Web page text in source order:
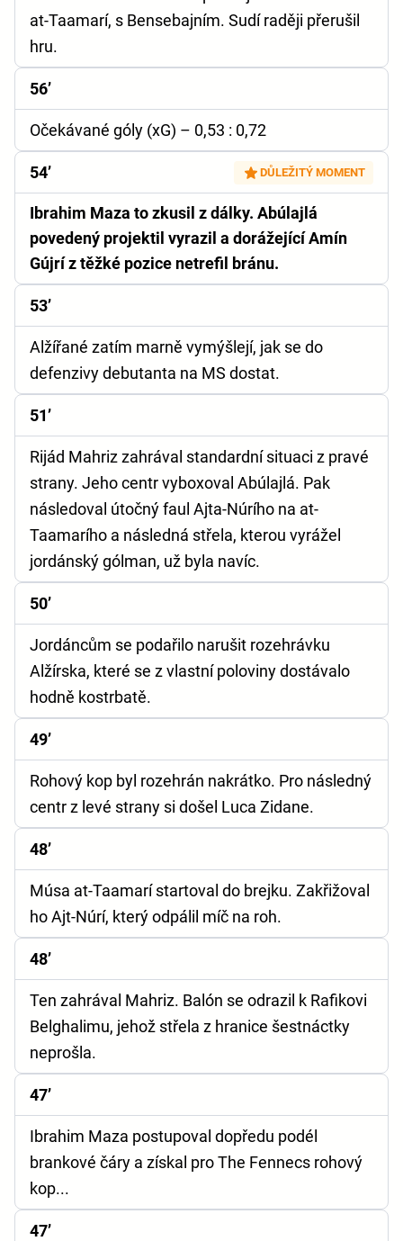
at-Taamarí, s Bensebajním. Sudí raději přerušil
hru.
56’
Očekávané góly (xG) – 0,53 : 0,72
54’ DŮLEŽITÝ MOMENT
Ibrahim Maza to zkusil z dálky. Abúlajlá
povedený projektil vyrazil a dorážející Amín
Gújrí z těžké pozice netrefil bránu.
53’
Alžířané zatím marně vymýšlejí, jak se do
defenzivy debutanta na MS dostat.
51’
Rijád Mahriz zahrával standardní situaci z pravé
strany. Jeho centr vyboxoval Abúlajlá. Pak
následoval útočný faul Ajta-Núrího na at-
Taamarího a následná střela, kterou vyrážel
jordánský gólman, už byla navíc.
50’
Jordáncům se podařilo narušit rozehrávku
Alžírska, které se z vlastní poloviny dostávalo
hodně kostrbatě.
49’
Rohový kop byl rozehrán nakrátko. Pro následný
centr z levé strany si došel Luca Zidane.
48’
Músa at-Taamarí startoval do brejku. Zakřižoval
ho Ajt-Núrí, který odpálil míč na roh.
48’
Ten zahrával Mahriz. Balón se odrazil k Rafikovi
Belghalimu, jehož střela z hranice šestnáctky
neprošla.
47’
Ibrahim Maza postupoval dopředu podél
brankové čáry a získal pro The Fennecs rohový
kop...
47’